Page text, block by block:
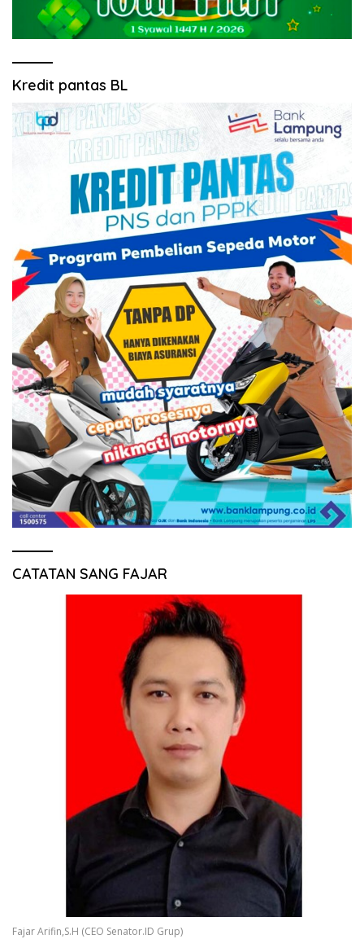
Kredit pantas BL
CATATAN SANG FAJAR
Fajar Arifin,S.H (CEO Senator.ID Grup)